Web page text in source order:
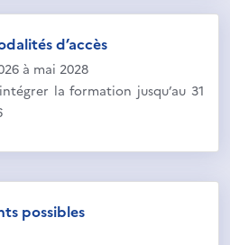
d’accès
à mai 2028
la formation jusqu’au 31
possibles